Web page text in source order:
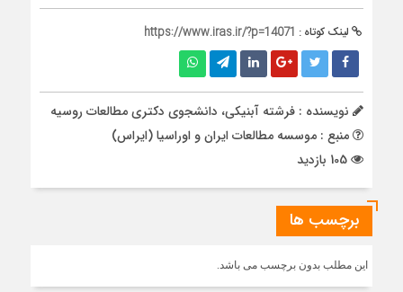
لینک کوتاه : https://www.iras.ir/?p=14071
نویسنده : فرشته آبنیکی، دانشجوی دکتری مطالعات روسیه
منبع : موسسه مطالعات ایران و اوراسیا (ایراس)
برچسب ها
این مطلب بدون برچسب می باشد.